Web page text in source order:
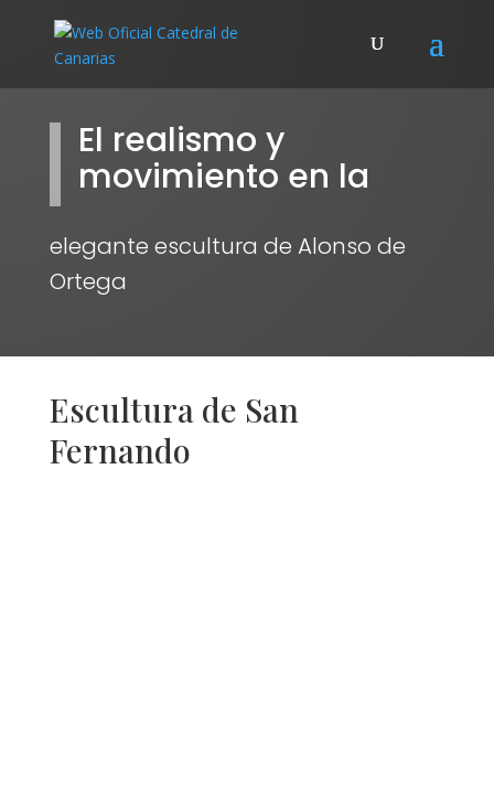
El realismo y
movimiento en la
elegante escultura de Alonso de
Ortega
Escultura de San
Fernando